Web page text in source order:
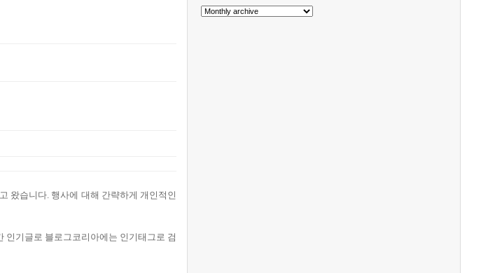
왔습니다. 행사에 대해 간략하게 개인적인
인기글로 블로그코리아에는 인기태그로 검